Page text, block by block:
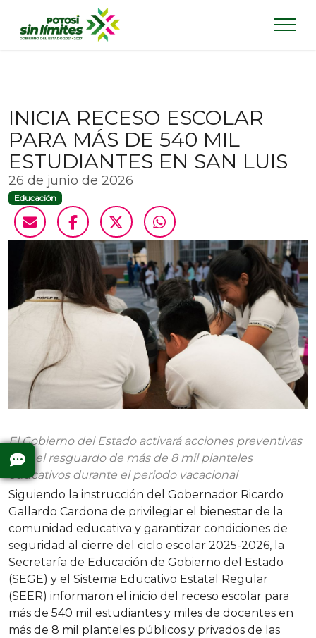
INICIA RECESO ESCOLAR
PARA MÁS DE 540 MIL
ESTUDIANTES EN SAN LUIS
26 de junio de 2026
Educación
El Gobierno del Estado activará acciones preventivas
para el resguardo de más de 8 mil planteles
educativos durante el periodo vacacional
Siguiendo la instrucción del Gobernador Ricardo
Gallardo Cardona de privilegiar el bienestar de la
comunidad educativa y garantizar condiciones de
seguridad al cierre del ciclo escolar 2025-2026, la
Secretaría de Educación de Gobierno del Estado
(SEGE) y el Sistema Educativo Estatal Regular
(SEER) informaron el inicio del receso escolar para
más de 540 mil estudiantes y miles de docentes en
más de 8 mil planteles públicos y privados de las